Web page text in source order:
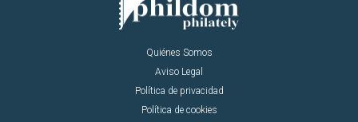
Quiénes Somos
Aviso Legal
Política de privacidad
Política de cookies